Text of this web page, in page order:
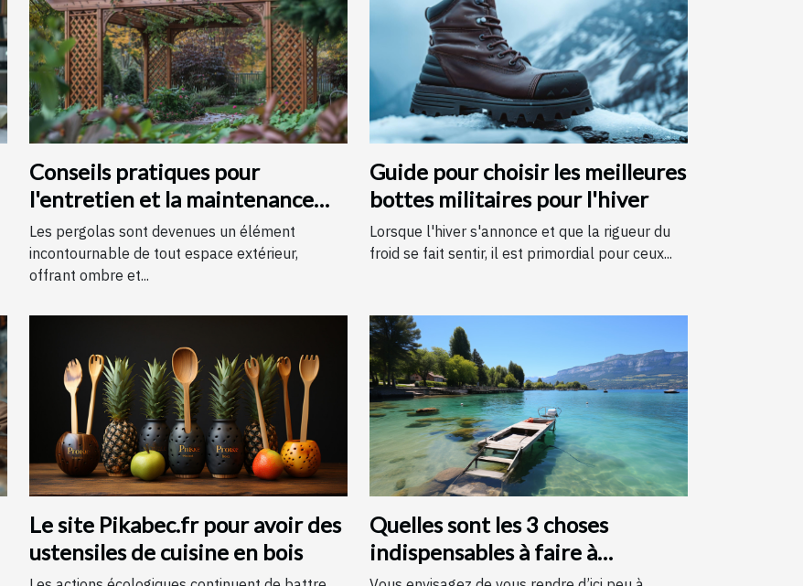
Conseils pratiques pour
l'entretien et la maintenance
des pergolas
Les pergolas sont devenues un élément
incontournable de tout espace extérieur,
offrant ombre et...
Guide pour choisir les meilleures
bottes militaires pour l'hiver
Lorsque l'hiver s'annonce et que la rigueur du
froid se fait sentir, il est primordial pour ceux...
Le site Pikabec.fr pour avoir des
ustensiles de cuisine en bois
Quelles sont les 3 choses
indispensables à faire à
Annecy ?